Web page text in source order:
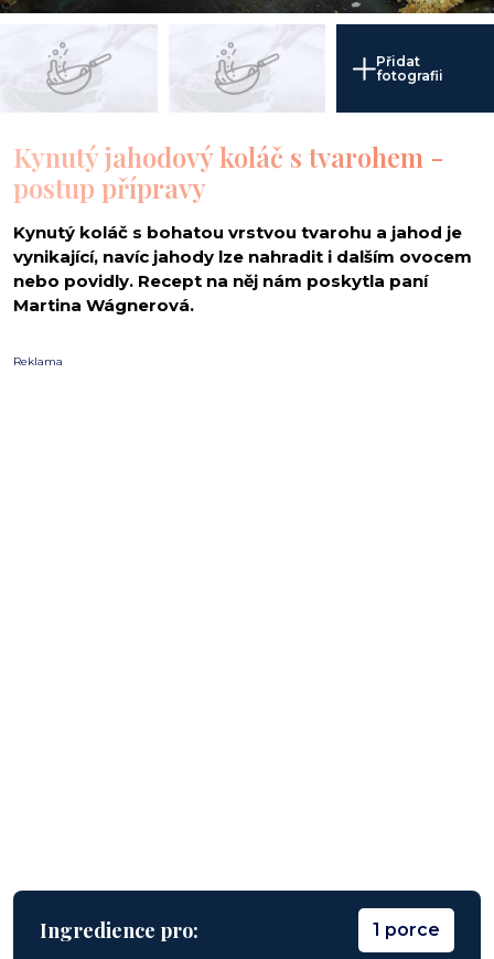
Přidat
fotografii
Kynutý jahodový koláč s tvarohem -
postup přípravy
Kynutý koláč s bohatou vrstvou tvarohu a jahod je
vynikající, navíc jahody lze nahradit i dalším ovocem
nebo povidly. Recept na něj nám poskytla paní
Martina Wágnerová.
Reklama
Ingredience pro: 1 porce